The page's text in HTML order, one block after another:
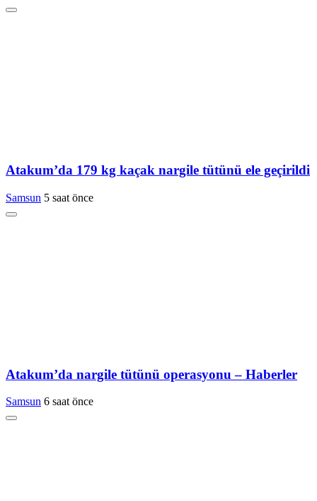
Atakum’da 179 kg kaçak nargile tütünü ele geçirildi
Samsun 5 saat önce
Atakum’da nargile tütünü operasyonu – Haberler
Samsun 6 saat önce